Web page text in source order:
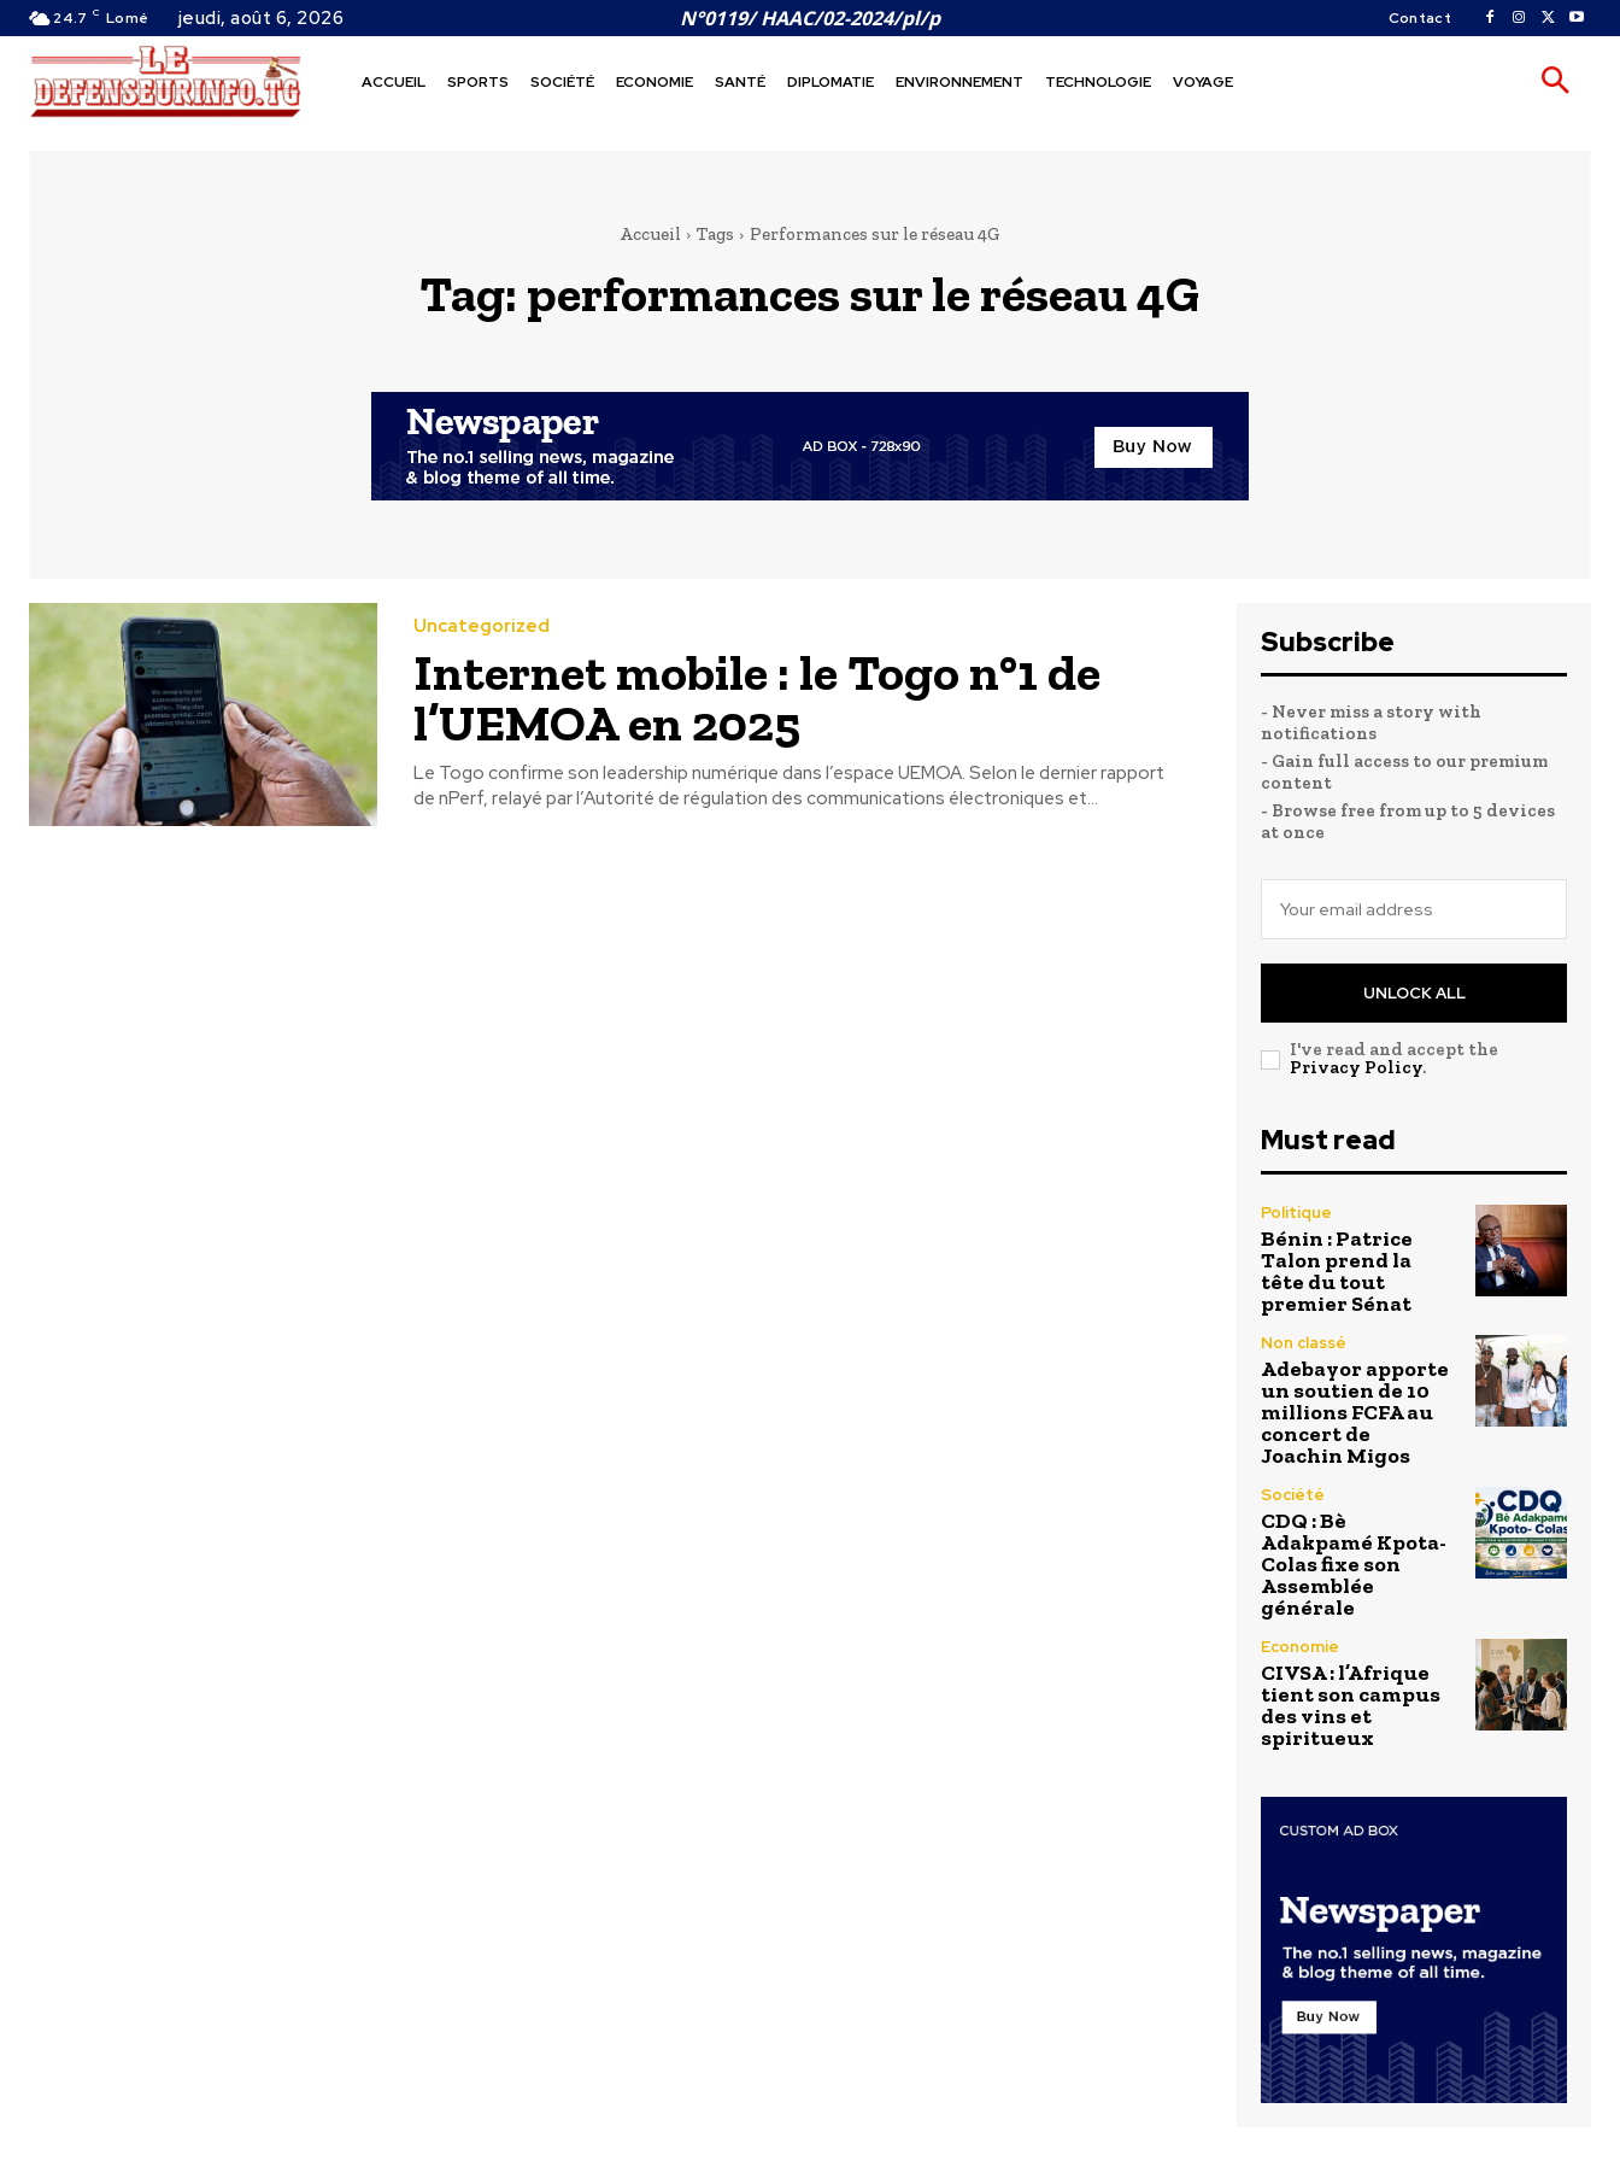
24.7 C Lomé jeudi, août 6, 2026 N°0119/ HAAC/02-2024/pl/p Contact
ACCUEIL SPORTS SOCIÉTÉ ECONOMIE SANTÉ DIPLOMATIE ENVIRONNEMENT TECHNOLOGIE VOYAGE
Accueil Tags Performances sur le réseau 4G
Tag: performances sur le réseau 4G
Uncategorized
Internet mobile : le Togo n°1 de
l’UEMOA en 2025
Le Togo confirme son leadership numérique dans l’espace UEMOA. Selon le dernier rapport
de nPerf, relayé par l’Autorité de régulation des communications électroniques et...
Subscribe
- Never miss a story with
notifications
- Gain full access to our premium
content
- Browse free from up to 5 devices
at once
UNLOCK ALL
I've read and accept the
Privacy Policy.
Must read
Politique
Bénin : Patrice
Talon prend la
tête du tout
premier Sénat
Non classé
Adebayor apporte
un soutien de 10
millions FCFA au
concert de
Joachin Migos
Société
CDQ : Bè
Adakpamé Kpota-
Colas fixe son
Assemblée
générale
Economie
CIVSA : l’Afrique
tient son campus
des vins et
spiritueux